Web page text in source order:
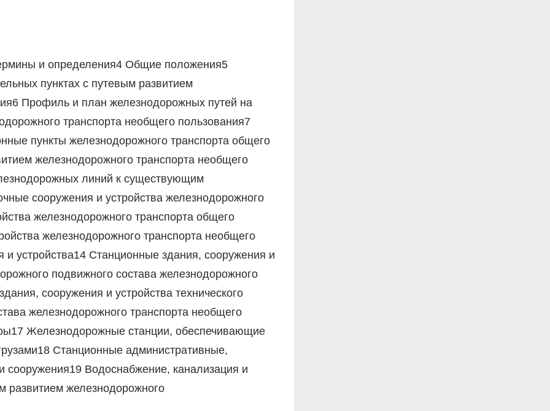
и определения4 Общие положения5
пунктах с путевым развитием
Профиль и план железнодорожных путей на
транспорта необщего пользования7
пункты железнодорожного транспорта общего
железнодорожного транспорта необщего
линий к существующим
сооружения и устройства железнодорожного
железнодорожного транспорта общего
железнодорожного транспорта необщего
устройства14 Станционные здания, сооружения и
подвижного состава железнодорожного
сооружения и устройства технического
железнодорожного транспорта необщего
Железнодорожные станции, обеспечивающие
Станционные административные,
сооружения19 Водоснабжение, канализация и
развитием железнодорожного